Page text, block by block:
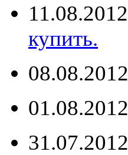
11.08.2012
купить.
08.08.2012
01.08.2012
31.07.2012